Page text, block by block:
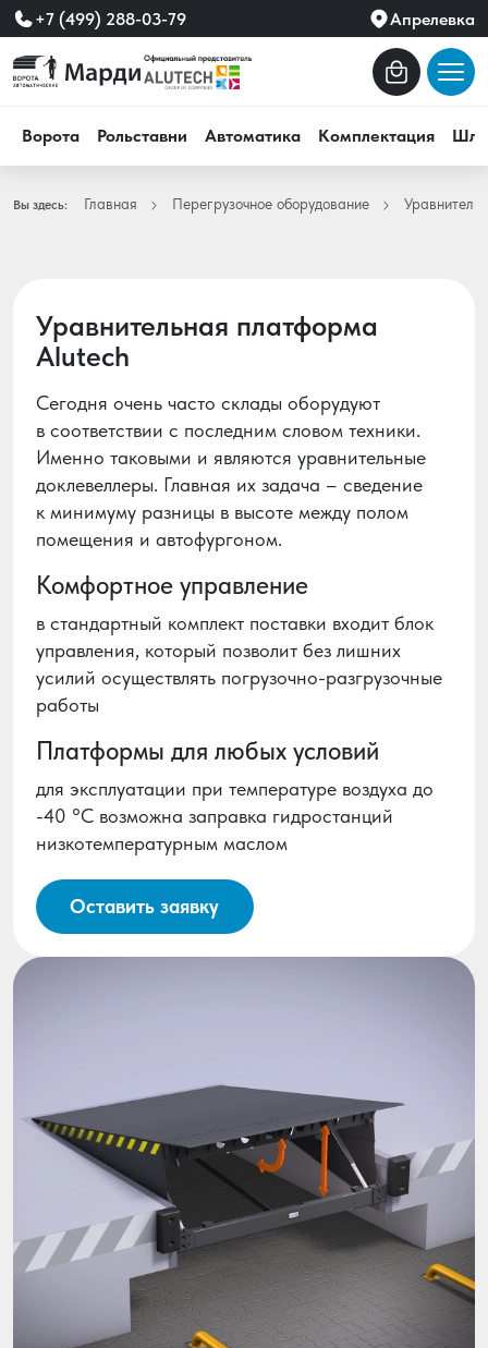
+7 (499) 288-03-79 Апрелевка
Ворота Рольставни Автоматика Комплектация
Вы здесь: Главная Перегрузочное оборудование
Уравнительная платформа
Alutech
Сегодня очень часто склады оборудуют
в соответствии с последним словом техники.
Именно таковыми и являются уравнительные
доклевеллеры. Главная их задача – сведение
к минимуму разницы в высоте между полом
помещения и автофургоном.
Комфортное управление
в стандартный комплект поставки входит блок
управления, который позволит без лишних
усилий осуществлять погрузочно-разгрузочные
работы
Платформы для любых условий
для эксплуатации при температуре воздуха до
-40 °C возможна заправка гидростанций
низкотемпературным маслом
Оставить заявку